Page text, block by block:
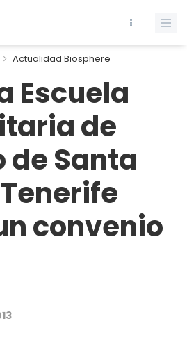
Actualidad Biosphere
Escuela
de
de Santa
convenio